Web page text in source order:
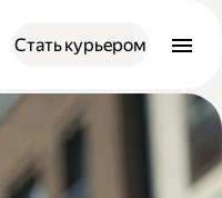
Стать курьером